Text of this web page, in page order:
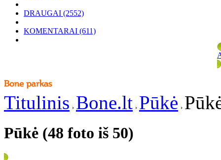
DRAUGAI (2552)
KOMENTARAI (611)
Titulinis Bone.lt Pūkė
Pūkė (48 foto iš 50)